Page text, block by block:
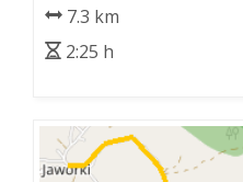
7.3 km
2:25 h